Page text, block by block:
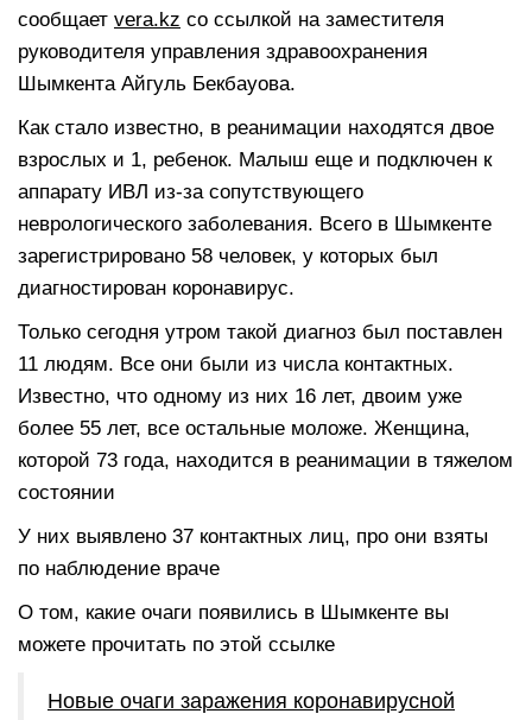
сообщает vera.kz со ссылкой на заместителя
руководителя управления здравоохранения
Шымкента Айгуль Бекбауова.
Как стало известно, в реанимации находятся двое
взрослых и 1, ребенок. Малыш еще и подключен к
аппарату ИВЛ из-за сопутствующего
неврологического заболевания. Всего в Шымкенте
зарегистрировано 58 человек, у которых был
диагностирован коронавирус.
Только сегодня утром такой диагноз был поставлен
11 людям. Все они были из числа контактных.
Известно, что одному из них 16 лет, двоим уже
более 55 лет, все остальные моложе. Женщина,
которой 73 года, находится в реанимации в тяжелом
состоянии
У них выявлено 37 контактных лиц, про они взяты
по наблюдение враче
О том, какие очаги появились в Шымкенте вы
можете прочитать по этой ссылке
Новые очаги заражения коронавирусной